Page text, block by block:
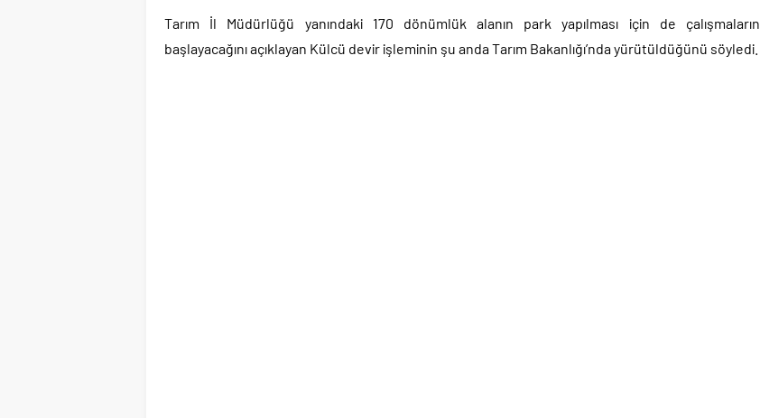
Tarım İl Müdürlüğü yanındaki 170 dönümlük alanın park yapılması için de çalışmaların
başlayacağını açıklayan Külcü devir işleminin şu anda Tarım Bakanlığı’nda yürütüldüğünü söyledi.